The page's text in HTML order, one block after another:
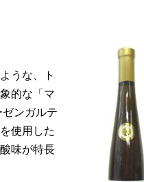
うな、ト
的な「マ
ンガルテ
使用した
味が特長